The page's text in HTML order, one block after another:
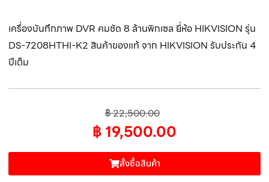
เครื่องบันทึกภาพ DVR คมชัด 8 ล้านพิกเซล ยี่ห้อ HIKVISION รุ่น
DS-7208HTHI-K2 สินค้าของแท้ จาก HIKVISION รับประกัน 4
ปีเต็ม
฿22,500.00
฿19,500.00
สั้งซื้อสินค้า